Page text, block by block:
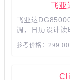
飞亚
飞亚达
调，日历设计读
系列:one系列
参考价格：